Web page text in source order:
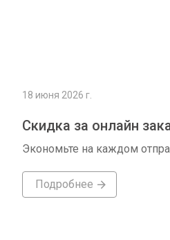
18 июня 2026 г.
Скидка за онлайн
Экономьте на каждом
Подробнее